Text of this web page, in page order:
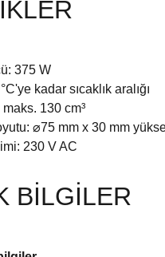
375 W
kadar sıcaklık aralığı
130 cm³
⌀75 mm x 30 mm
230 V AC
BİLGİLER